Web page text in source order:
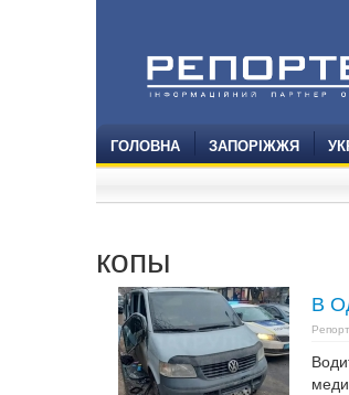
ГОЛОВНА ЗАПОРІЖЖЯ
копы
В